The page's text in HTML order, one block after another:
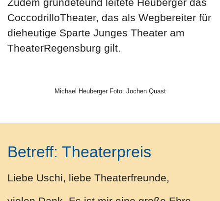
CoccodrilloTheater, das als Wegbereiter für
dieheutige Sparte Junges Theater am
TheaterRegensburg gilt.
Michael Heuberger Foto: Jochen Quast
Betreff: Theaterpreis
Liebe Uschi, liebe Theaterfreunde,